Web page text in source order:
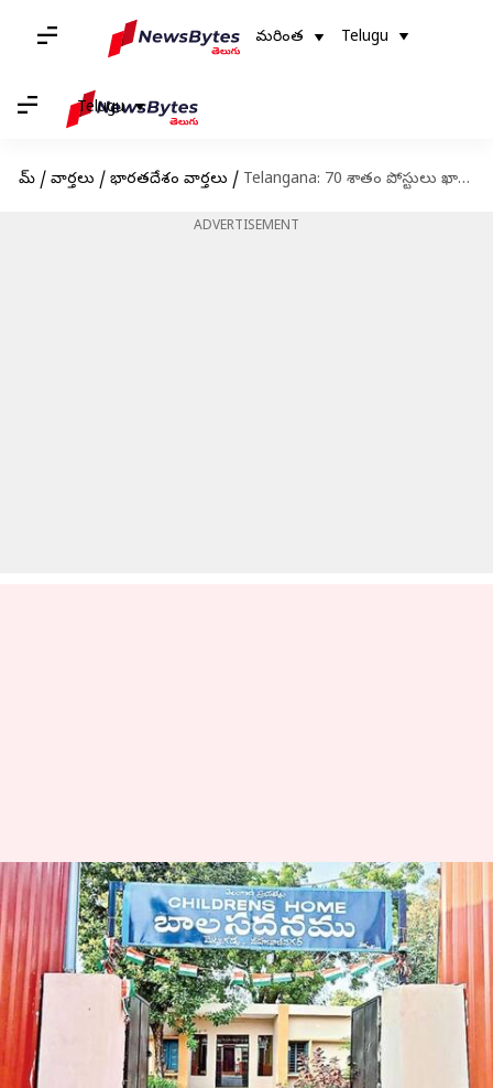
మరింత Telugu
Telugu
హోమ్ / వార్తలు / భారతదేశం వార్తలు / Telangana: 70 శాతం పోస్టులు ఖాళీగా ఉన్న బాలసదనాలు.. శిశువిహార్‌ పరిస్థితి ఏంటి?
ADVERTISEMENT
Telangana: 70 శాతం పోస్టులు
ఖాళీగా ఉన్న బాలసదనాలు..
శిశువిహార్‌ పరిస్థితి ఏంటి?
వ్రాసిన వారు Jayachandra Akuri Jun 23, 2025 11:54 am
ఈ వార్తాకథనం ఏంటి